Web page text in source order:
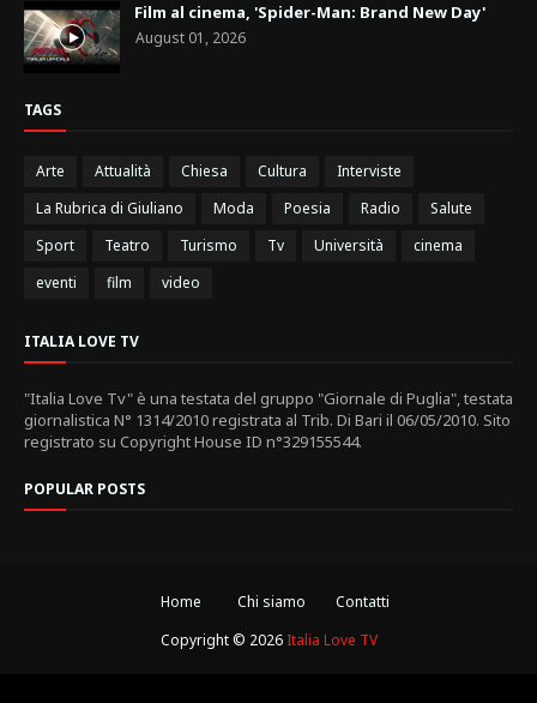
Film al cinema, 'Spider-Man: Brand New Day'
August 01, 2026
TAGS
Arte Attualità Chiesa Cultura
Interviste
La Rubrica di Giuliano
Moda Poesia Radio
Salute
Sport
Teatro Turismo Tv Università
cinema
eventi
film video
ITALIA LOVE TV
"Italia Love Tv" è una testata del gruppo "Giornale di Puglia", testata
giornalistica N° 1314/2010 registrata al Trib. Di Bari il 06/05/2010. Sito
registrato su Copyright House ID n°329155544.
POPULAR POSTS
Home Chi siamo
Contatti
Copyright © 2026 Italia Love TV